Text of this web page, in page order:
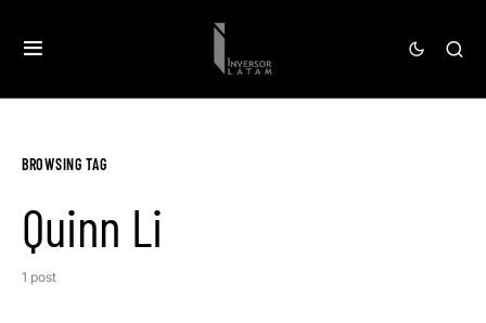
BROWSING TAG
Quinn Li
1 post